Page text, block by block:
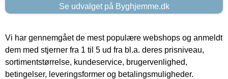
Se udvalget på Byghjemme.dk
Vi har gennemgået de mest populære webshops og anmeldt
dem med stjerner fra 1 til 5 ud fra bl.a. deres prisniveau,
sortimentstørrelse, kundeservice, brugervenlighed,
betingelser, leveringsformer og betalingsmuligheder.